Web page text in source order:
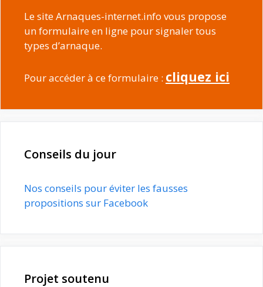
Le site Arnaques-internet.info vous propose
un formulaire en ligne pour signaler tous
types d’arnaque.
Pour accéder à ce formulaire : cliquez ici
Conseils du jour
Nos conseils pour éviter les fausses
propositions sur Facebook
Projet soutenu